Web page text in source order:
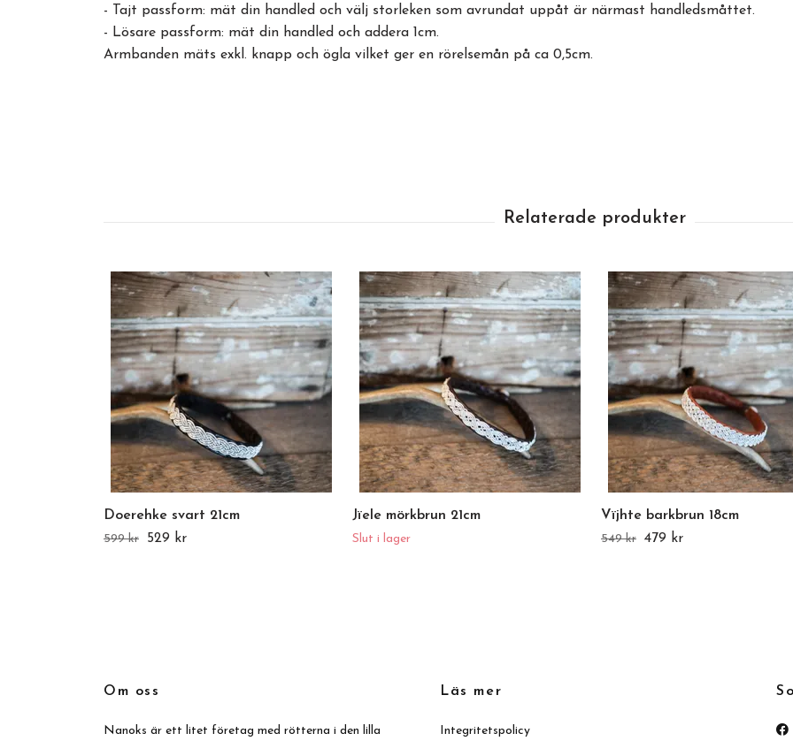
- Tajt passform: mät din handled och välj storleken som avrundat uppåt är närmast handledsmåttet.
- Lösare passform: mät din handled och addera 1cm.
Armbanden mäts exkl. knapp och ögla vilket ger en rörelsemån på ca 0,5cm.
Doerehke svart 21cm
599 kr 529 kr
Jïele mörkbrun 21cm
Slut i lager
Vïjhte barkbrun 18cm
549 kr 479 kr
Om oss
Nanoks är ett litet företag med rötterna i den lilla
Läs mer
Integritetspolicy